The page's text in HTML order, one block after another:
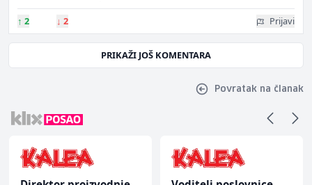
↑ 2 ↓ 2 Prijavi
PRIKAŽI JOŠ KOMENTARA
Povratak na članak